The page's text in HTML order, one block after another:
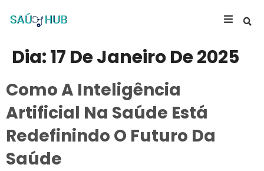
Dia:17 De Janeiro De 2025
Como A Inteligência
Artificial Na Saúde Está
Redefinindo O Futuro Da
Saúde